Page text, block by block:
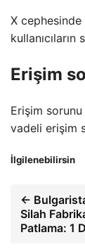
X cephesinde
Erişim
Erişim sorunu
vadeli erişim
İlgilenebilirsin
←
Silah
Patlama: 1